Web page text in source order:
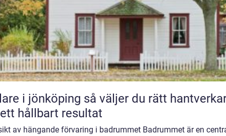
så väljer du rätt hantverkare
hållbart resultat
av hängande förvaring i badrummet Badrummet är en